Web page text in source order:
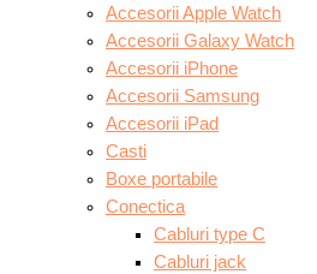
Accesorii Apple Watch
Accesorii Galaxy Watch
Accesorii iPhone
Accesorii Samsung
Accesorii iPad
Casti
Boxe portabile
Conectica
Cabluri type C
Cabluri jack